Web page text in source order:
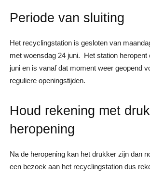
Periode van sluiting
Het recyclingstation is gesloten van
met woensdag 24 juni. Het station heropent
juni en is vanaf dat moment weer geopend
reguliere openingstijden.
Houd rekening met
heropening
Na de heropening kan het drukker zijn dan
een bezoek aan het recyclingstation dus